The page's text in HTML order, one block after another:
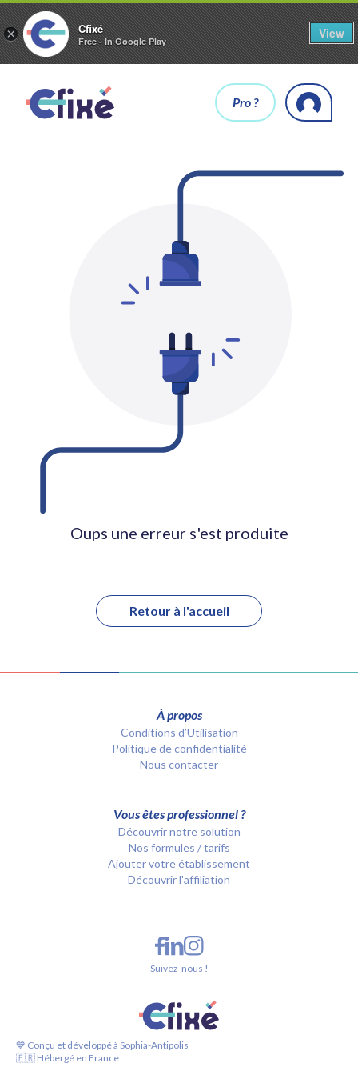
× Cfixé
Free - In Google Play
View
Pro ?
Oups une erreur s'est produite
Retour à l'accueil
À propos
Conditions d’Utilisation
Politique de confidentialité
Nous contacter
Vous êtes professionnel ?
Découvrir notre solution
Nos formules / tarifs
Ajouter votre établissement
Découvrir l'affiliation
💙 Conçu et développé à Sophia-Antipolis
🇫🇷 Hébergé en France
Suivez-nous !